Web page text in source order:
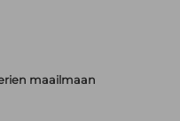
maailmaan